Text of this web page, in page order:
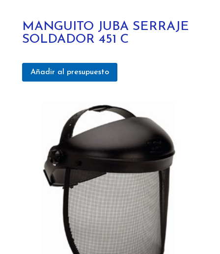
MANGUITO JUBA SERRAJE
SOLDADOR 451 C
Añadir al presupuesto